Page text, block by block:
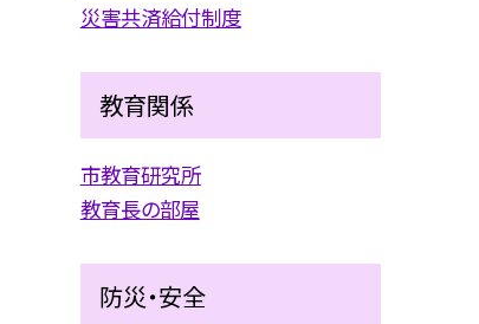
災害共済給付制度
教育関係
市教育研究所
教育長の部屋
防災・安全